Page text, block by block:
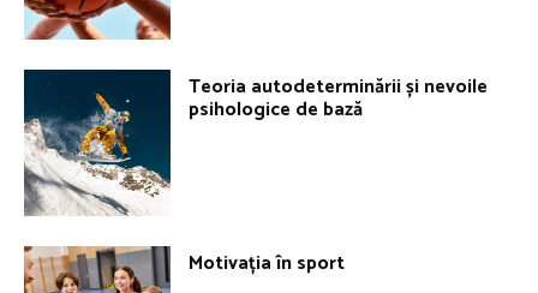
Teoria autodeterminării și nevoile
psihologice de bază
Motivația în sport